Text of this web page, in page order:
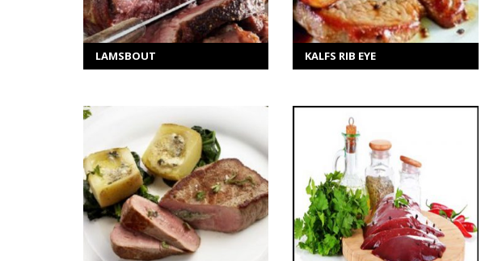
LAMSBOUT KALFS RIB EYE
MEER INFORMATIE
Selecteer opties
MEER INFORMATIE
Selecteer opties